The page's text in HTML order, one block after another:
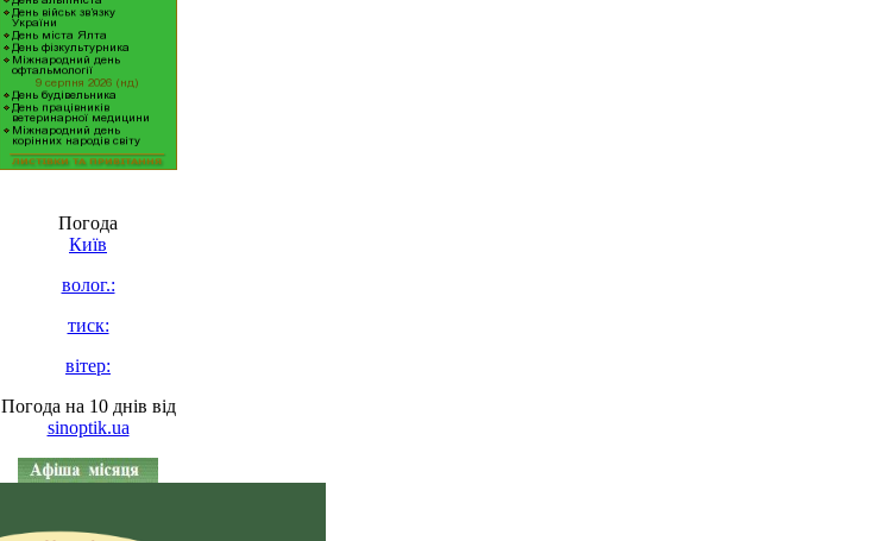
Погода
Київ
волог.:
тиск:
вітер:
Погода на 10 днів від
sinoptik.ua